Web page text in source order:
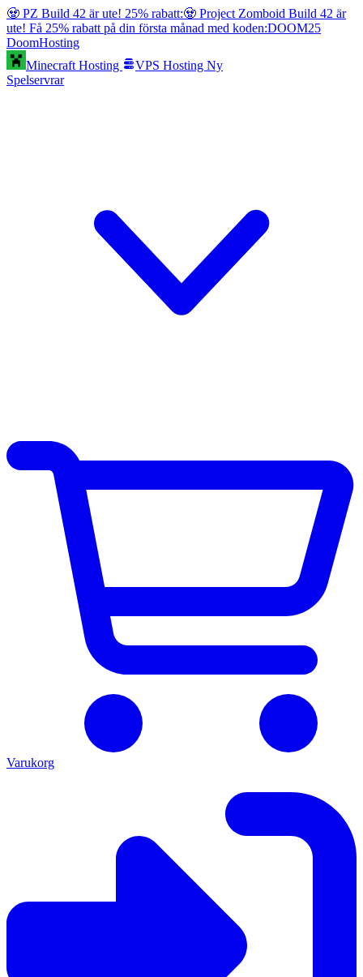
🧟 PZ Build 42 är ute! 25% rabatt:🧟 Project Zomboid Build 42 är
ute! Få 25% rabatt på din första månad med koden:DOOM25
DoomHosting
Minecraft Hosting
VPS Hosting Ny
Spelservrar
Varukorg